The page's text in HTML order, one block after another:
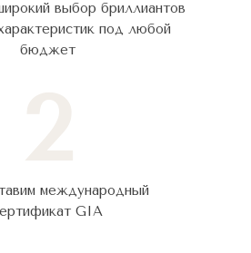
выбор бриллиантов
под любой
бюджет
международный
GIA